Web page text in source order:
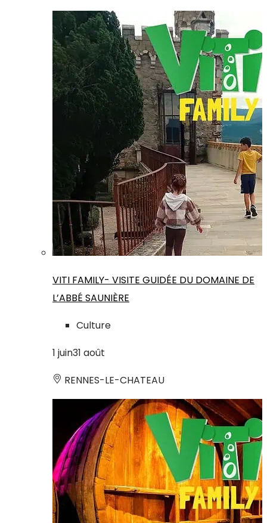
VITI FAMILY- VISITE GUIDÉE DU DOMAINE DE
L’ABBÉ SAUNIÈRE
Culture
1 juin31 août
RENNES-LE-CHATEAU